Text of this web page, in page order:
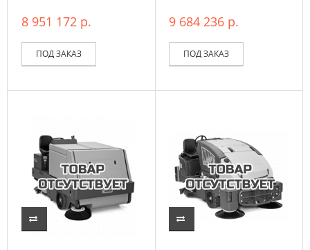
8 951 172 р.
ПОД ЗАКАЗ
9 684 236 р.
ПОД ЗАКАЗ